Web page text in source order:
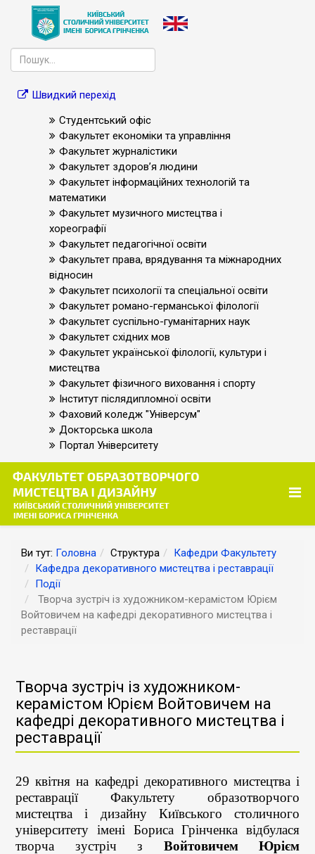
Швидкий перехід
Студентський офіс
Факультет економіки та управління
Факультет журналістики
Факультет здоров’я людини
Факультет інформаційних технологій та
математики
Факультет музичного мистецтва і
хореографії
Факультет педагогічної освіти
Факультет права, врядування та міжнародних
відносин
Факультет психології та спеціальної освіти
Факультет романо-германської філології
Факультет суспільно-гуманітарних наук
Факультет східних мов
Факультет української філології, культури і
мистецтва
Факультет фізичного виховання і спорту
Інститут післядипломної освіти
Фаховий коледж "Універсум"
Докторська школа
Портал Університету
Ви тут: Головна Структура
Кафедри Факультету
Кафедра декоративного мистецтва і реставрації
Події
Творча зустріч із художником-керамістом Юрієм
Войтовичем на кафедрі декоративного мистецтва і
реставрації
Творча зустріч із художником-
керамістом Юрієм Войтовичем на
кафедрі декоративного мистецтва і
реставрації
29 квітня на кафедрі декоративного мистецтва і
реставрації Факультету образотворчого
мистецтва і дизайну Київського столичного
університету імені Бориса Грінченка відбулася
творча зустріч з Войтовичем Юрієм